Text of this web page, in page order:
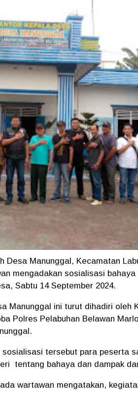
Desa Manunggal, Kecamatan
mengadakan sosialisasi bahaya
Sabtu 14 September 2024.
Manunggal ini turut dihadiri oleh
Polres Pelabuhan Belawan
tersebut para peserta
tentang bahaya dan dampak
wartawan mengatakan,